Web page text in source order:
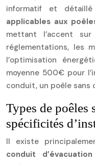
informatif et
applicables aux
mettant l’accent
réglementations, les
l’optimisation
moyenne 500€ pour
conduit, un poêle sans
Types de poêles
spécificités
Il existe
conduit d’évacuation